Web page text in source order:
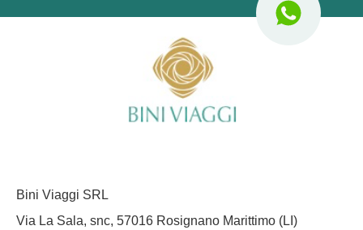
Bini Viaggi SRL
Via La Sala, snc, 57016 Rosignano Marittimo (LI)